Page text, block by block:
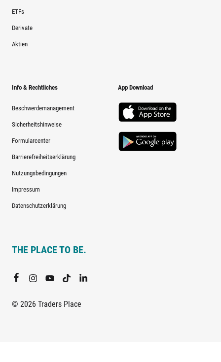
ETFs
Derivate
Aktien
Info & Rechtliches
Beschwerdemanagement
Sicherheitshinweise
Formularcenter
Barrierefreiheitserklärung
Nutzungsbedingungen
Impressum
Datenschutzerklärung
App Download
THE PLACE TO BE.
© 2026 Traders Place